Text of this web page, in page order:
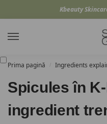
Kbeauty
Prima pagină / Ingredients
Spicules în
ingredient